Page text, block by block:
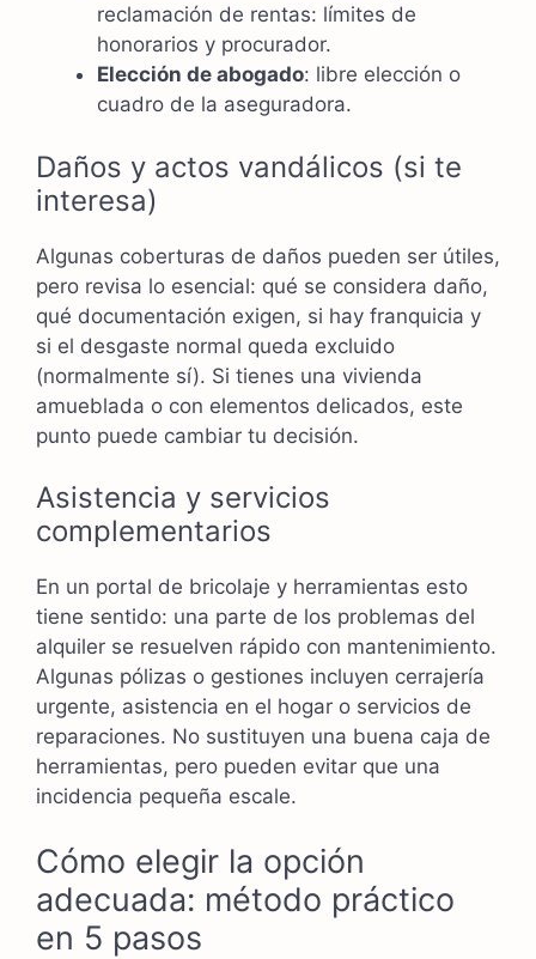
reclamación de rentas: límites de
honorarios y procurador.
Elección de abogado: libre elección o
cuadro de la aseguradora.
Daños y actos vandálicos (si te
interesa)
Algunas coberturas de daños pueden ser útiles,
pero revisa lo esencial: qué se considera daño,
qué documentación exigen, si hay franquicia y
si el desgaste normal queda excluido
(normalmente sí). Si tienes una vivienda
amueblada o con elementos delicados, este
punto puede cambiar tu decisión.
Asistencia y servicios
complementarios
En un portal de bricolaje y herramientas esto
tiene sentido: una parte de los problemas del
alquiler se resuelven rápido con mantenimiento.
Algunas pólizas o gestiones incluyen cerrajería
urgente, asistencia en el hogar o servicios de
reparaciones. No sustituyen una buena caja de
herramientas, pero pueden evitar que una
incidencia pequeña escale.
Cómo elegir la opción
adecuada: método práctico
en 5 pasos